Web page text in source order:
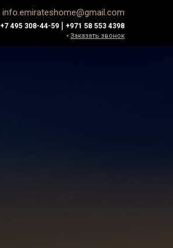
info.emirateshome@gmail.com
+7 495 308-44-59 | +971 58 553 4398
Заказать звонок